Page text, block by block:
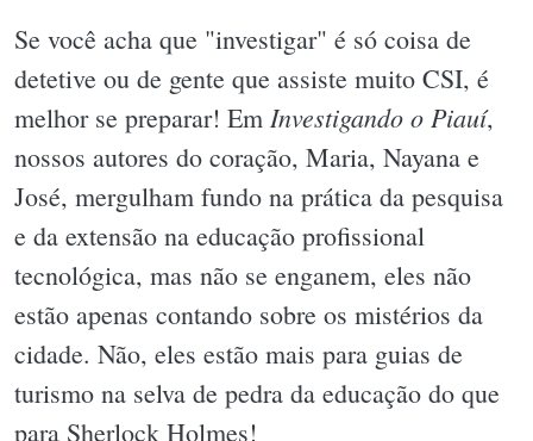
Se você acha que "investigar" é só coisa de
detetive ou de gente que assiste muito CSI, é
melhor se preparar! Em Investigando o Piauí,
nossos autores do coração, Maria, Nayana e
José, mergulham fundo na prática da pesquisa
e da extensão na educação profissional
tecnológica, mas não se enganem, eles não
estão apenas contando sobre os mistérios da
cidade. Não, eles estão mais para guias de
turismo na selva de pedra da educação do que
para Sherlock Holmes!